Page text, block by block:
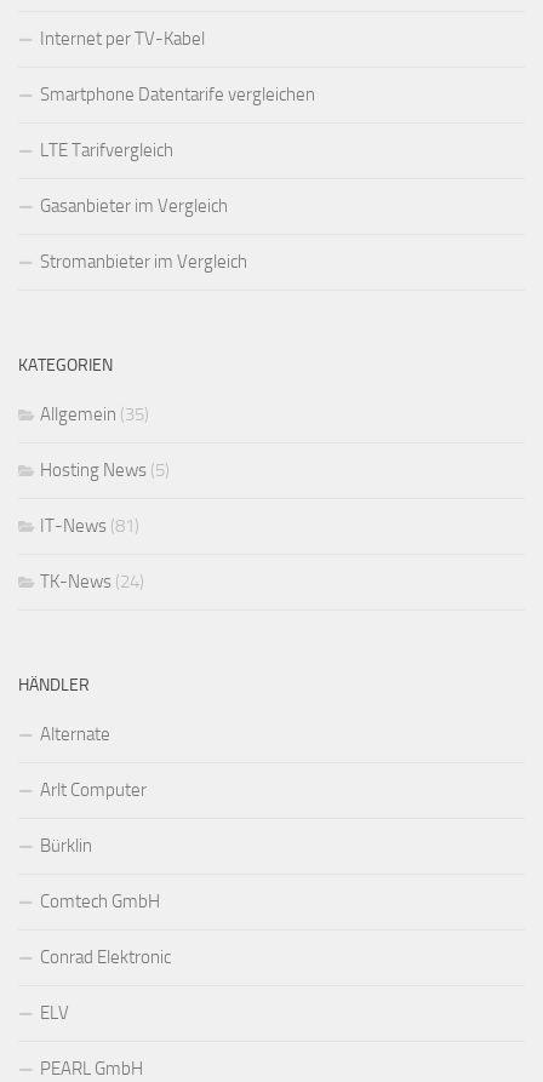
Internet per TV-Kabel
Smartphone Datentarife vergleichen
LTE Tarifvergleich
Gasanbieter im Vergleich
Stromanbieter im Vergleich
KATEGORIEN
Allgemein (35)
Hosting News (5)
IT-News (81)
TK-News (24)
HÄNDLER
Alternate
Arlt Computer
Bürklin
Comtech GmbH
Conrad Elektronic
ELV
PEARL GmbH